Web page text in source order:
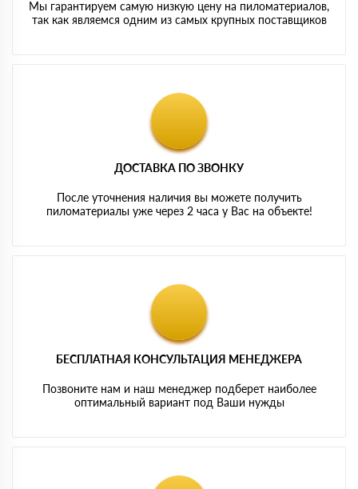
Мы гарантируем самую низкую цену на пиломатериалов,
так как являемся одним из самых крупных поставщиков
ДОСТАВКА ПО ЗВОНКУ
После уточнения наличия вы можете получить
пиломатериалы уже через 2 часа у Вас на объекте!
БЕСПЛАТНАЯ КОНСУЛЬТАЦИЯ МЕНЕДЖЕРА
Позвоните нам и наш менеджер подберет наиболее
оптимальный вариант под Ваши нужды